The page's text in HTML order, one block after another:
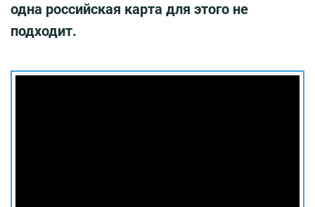
одна российская карта для этого не
подходит.